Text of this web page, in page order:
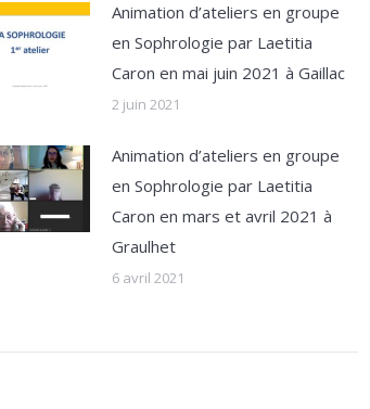
Animation d’ateliers en groupe
en Sophrologie par Laetitia
Caron en mai juin 2021 à Gaillac
2 juin 2021
Animation d’ateliers en groupe
en Sophrologie par Laetitia
Caron en mars et avril 2021 à
Graulhet
6 avril 2021